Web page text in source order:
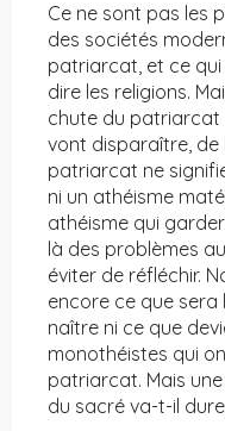
Ce ne sont pas les
des sociétés
patriarcat, et ce
dire les religions.
chute du patriarcat
vont disparaître,
patriarcat ne
ni un athéisme
athéisme qui
là des problèmes
éviter de réfléchir.
encore ce que
naître ni ce que
monothéistes qui
patriarcat. Mais
du sacré va-t-il